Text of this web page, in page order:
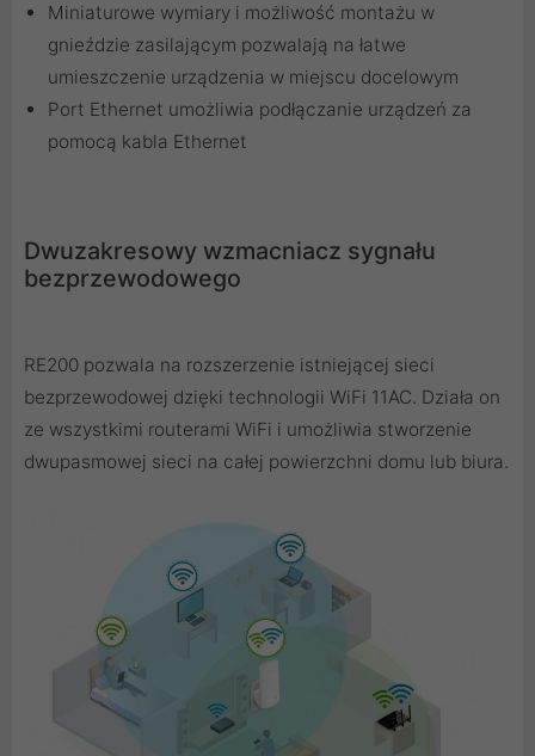
Miniaturowe wymiary i możliwość montażu w
gnieździe zasilającym pozwalają na łatwe
umieszczenie urządzenia w miejscu docelowym
Port Ethernet umożliwia podłączanie urządzeń za
pomocą kabla Ethernet
Dwuzakresowy wzmacniacz sygnału
bezprzewodowego
RE200 pozwala na rozszerzenie istniejącej sieci
bezprzewodowej dzięki technologii WiFi 11AC. Działa on
ze wszystkimi routerami WiFi i umożliwia stworzenie
dwupasmowej sieci na całej powierzchni domu lub biura.